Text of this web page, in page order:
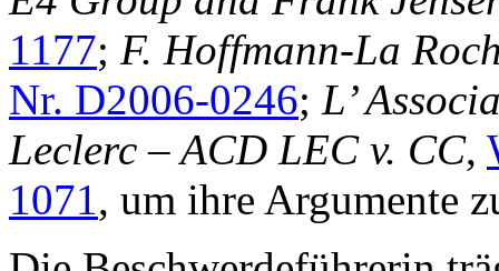
1177; F. Hoffmann-La
Nr. D2006-0246; L’
Leclerc – ACD LEC v. CC,
1071, um ihre Argumente